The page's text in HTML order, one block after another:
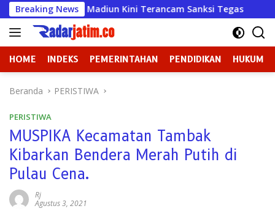
Langsung
ke
konten
Breaking News
Mulya Madiun Kini Terancam Sanksi Tegas Badan
HOME INDEKS PEMERINTAHAN PENDIDIKAN HUKUM
Beranda PERISTIWA
PERISTIWA
MUSPIKA Kecamatan Tambak
Kibarkan Bendera Merah Putih di
Pulau Cena.
Rj
Agustus 3, 2021